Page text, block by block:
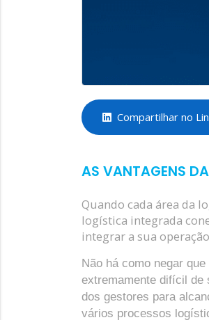
Compartilhar no
AS VANTAGENS
Quando cada área da
logística integrada
integrar a sua
Não há como negar
extremamente difícil de
dos gestores para
vários processos